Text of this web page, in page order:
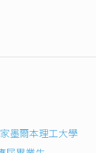
墨爾本理工大學